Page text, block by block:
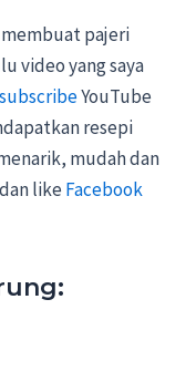
membuat pajeri
video yang saya
subscribeYouTube
resepi
mudah dan
likeFacebook